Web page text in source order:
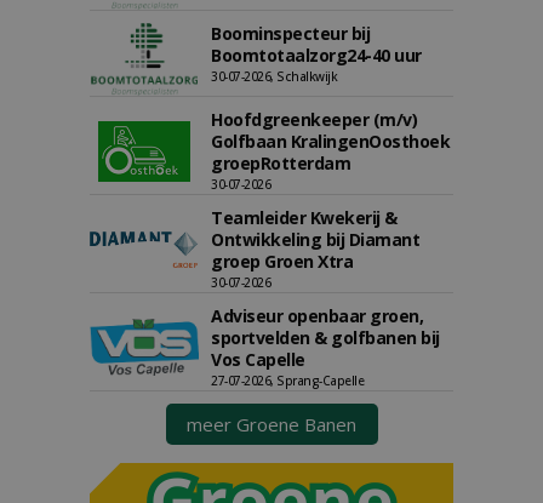
Boominspecteur bij
Boomtotaalzorg24-40 uur
30-07-2026, Schalkwijk
Hoofdgreenkeeper (m/v)
Golfbaan KralingenOosthoek
groepRotterdam
30-07-2026
Teamleider Kwekerij &
Ontwikkeling bij Diamant
groep Groen Xtra
30-07-2026
Adviseur openbaar groen,
sportvelden & golfbanen bij
Vos Capelle
27-07-2026, Sprang-Capelle
meer Groene Banen